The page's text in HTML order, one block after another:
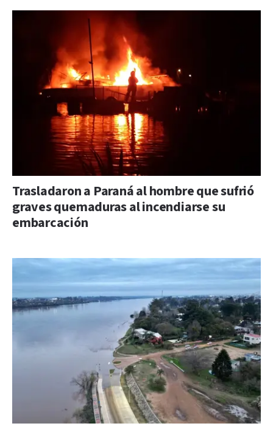
Trasladaron a Paraná al hombre que sufrió
graves quemaduras al incendiarse su
embarcación